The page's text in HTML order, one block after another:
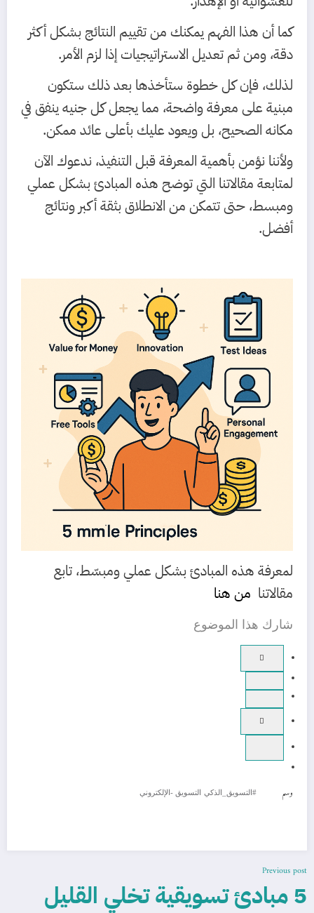
كما أن هذا الفهم يمكنك من تقييم النتائج بشكل أكثر
دقة، ومن ثم تعديل الاستراتيجيات إذا لزم الأمر.
لذلك، فإن كل خطوة ستأخذها بعد ذلك ستكون
مبنية على معرفة واضحة، مما يجعل كل جنيه ينفق في
مكانه الصحيح، بل ويعود عليك بأعلى عائد ممكن.
ولأننا نؤمن بأهمية المعرفة قبل التنفيذ، ندعوك الآن
لمتابعة مقالاتنا التي توضح هذه المبادئ بشكل عملي
ومبسط، حتى تتمكن من الانطلاق بثقة أكبر ونتائج
أفضل.
لمعرفة هذه المبادئ بشكل عملي ومبسّط، تابع
مقالاتنا من هنا
شارك هذا الموضوع
وسم #التسويق_الذكي التسويق -الإلكتروني
Previous post
5 مبادئ تسويقية تخلي القليل